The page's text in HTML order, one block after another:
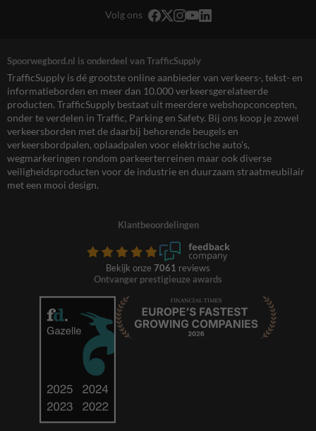
Volg ons
Spoorwegbord.nl is onderdeel van TrafficSupply
TrafficSupply is dé grootste online aanbieder van verkeers-, tekst- en
informatieborden en meer dan 10.000 verkeersgerelateerde
producten. TrafficSupply bestaat uit meerdere webshopconcepten,
onder te verdelen in Traffic, Parking en Safety. Bij ons koop je zowel
verkeersborden met de daarbij behorende beugels en
verkeersbordpalen, oplaadpalen voor elektrische auto’s,
wegmarkeringen rondom parkeerterreinen maar ook diverse
veiligheidsproducten voor de industrie en duurzaam straatmeubilair
met een mooi design.
Klantbeoordelingen
Bekijk onze 7061 reviews
Ontvanger prestigieuze awards